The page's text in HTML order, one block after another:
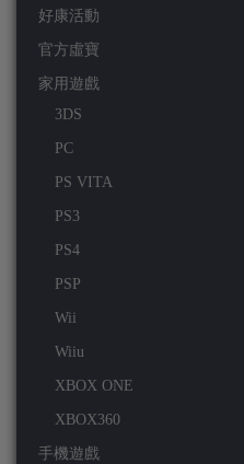
好康活動
官方虛寶
家用遊戲
3DS
PC
PS VITA
PS3
PS4
PSP
Wii
Wiiu
XBOX ONE
XBOX360
手機遊戲